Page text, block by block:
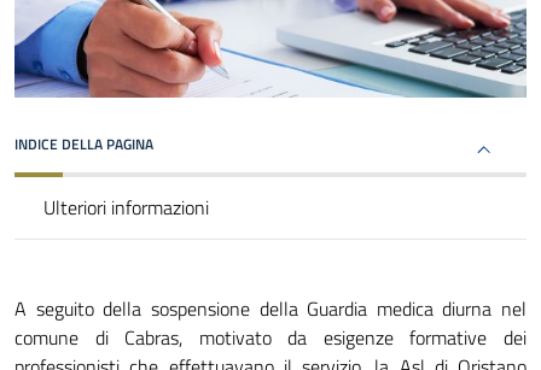
INDICE DELLA PAGINA
Ulteriori informazioni
A seguito della sospensione della Guardia medica diurna nel
comune di Cabras, motivato da esigenze formative dei